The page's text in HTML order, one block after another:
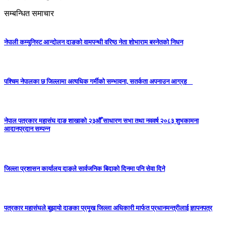
सम्बन्धित समाचार
नेपाली कम्युनिस्ट आन्दोलन दाङको वामपन्थी वरिष्ठ नेता शोभाराम बस्नेतको निधन
पश्चिम नेपालका छ जिल्लामा अत्यधिक गर्मीको सम्भावना, सतर्कता अपनाउन आग्रह
नेपाल पत्रकार महासंघ दाङ शाखाको २३औँ साधारण सभा तथा नववर्ष २०८३ शुभकामना
आदानप्रदान सम्पन्न
जिल्ला प्रशासन कार्यालय दाङले सार्वजनिक बिदाको दिनमा पनि सेवा दिने
पत्रकार महासंघले बुझायो दाङका प्रमूख जिल्ला अधिकारी मार्फत प्रधानमन्त्रीलाई ज्ञापनपत्र